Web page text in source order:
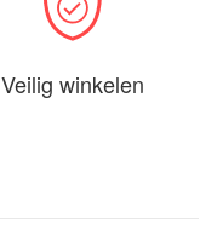
Veilig winkelen